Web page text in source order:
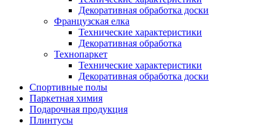
Декоративная обработка доски
Французская елка
Технические характеристики
Декоративная обработка
Технопаркет
Технические характеристики
Декоративная обработка доски
Спортивные полы
Паркетная химия
Подарочная продукция
Плинтусы